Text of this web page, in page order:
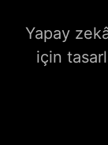
Yapay
için